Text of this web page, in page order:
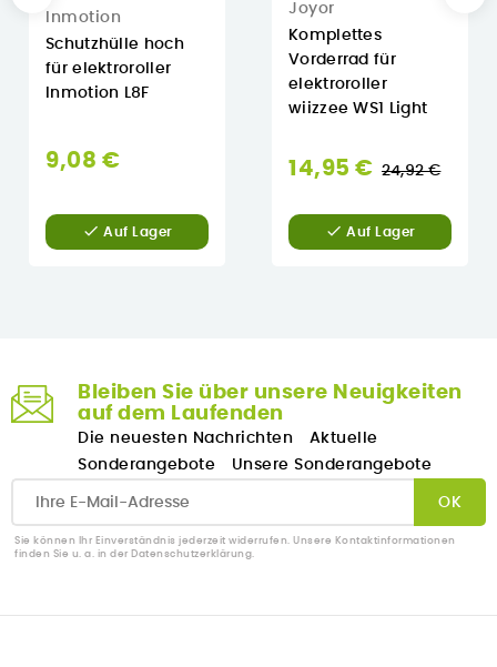
Inmotion
Schutzhülle hoch
für elektroroller
Inmotion L8F
9,08 €
 Auf Lager
Joyor
Komplettes
Vorderrad für
elektroroller
wiizzee WS1 Light
14,95 € Normaler
24,92 €
 Auf Lager
Bleiben Sie über unsere Neuigkeiten
auf dem Laufenden
Die neuesten Nachrichten
Aktuelle
Sonderangebote
Unsere Sonderangebote
Sie können Ihr Einverständnis jederzeit widerrufen. Unsere Kontaktinformationen
finden Sie u. a. in der Datenschutzerklärung.